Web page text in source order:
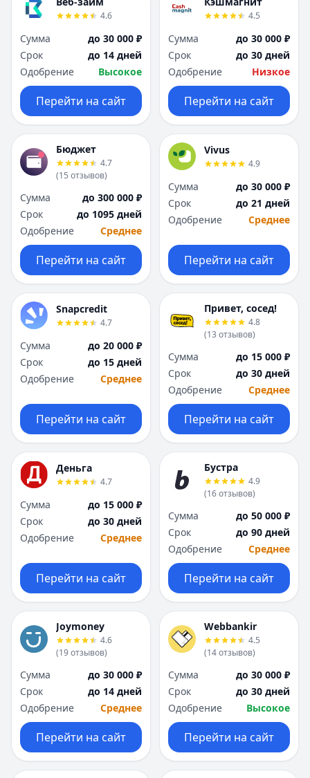
4.6
Сумма
до 30 000 ₽
Срок
до 14 дней
Одобрение
Высокое
Перейти на сайт
4.5
Сумма
до 30 000 ₽
Срок
до 30 дней
Одобрение
Низкое
Перейти на сайт
Бюджет
4.7
(15 отзывов)
Сумма
до 300 000 ₽
Срок
до 1095 дней
Одобрение
Среднее
Перейти на сайт
Vivus
4.9
Сумма
до 30 000 ₽
Срок
до 21 дней
Одобрение
Среднее
Перейти на сайт
Snapcredit
4.7
Сумма
до 20 000 ₽
Срок
до 15 дней
Одобрение
Среднее
Перейти на сайт
Привет, сосед!
4.8
(13 отзывов)
Сумма
до 15 000 ₽
Срок
до 30 дней
Одобрение
Среднее
Перейти на сайт
Деньга
4.7
Сумма
до 15 000 ₽
Срок
до 30 дней
Одобрение
Среднее
Перейти на сайт
Бустра
4.9
(16отзывов)
Сумма
до 50 000 ₽
Срок
до 90 дней
Одобрение
Среднее
Перейти на сайт
Joymoney
4.6
(19отзывов)
Сумма
до 30 000 ₽
Срок
до 14 дней
Одобрение
Среднее
Перейти на сайт
Webbankir
4.5
(14отзывов)
Сумма
до 30 000 ₽
Срок
до 30 дней
Одобрение
Высокое
Перейти на сайт